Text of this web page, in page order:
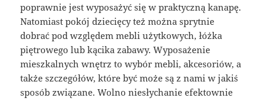
poprawnie jest wyposażyć się w praktyczną kanapę.
Natomiast pokój dziecięcy też można sprytnie
dobrać pod względem mebli użytkowych, łóżka
piętrowego lub kącika zabawy. Wyposażenie
mieszkalnych wnętrz to wybór mebli, akcesoriów, a
także szczegółów, które być może są z nami w jakiś
sposób związane. Wolno niesłychanie efektownie